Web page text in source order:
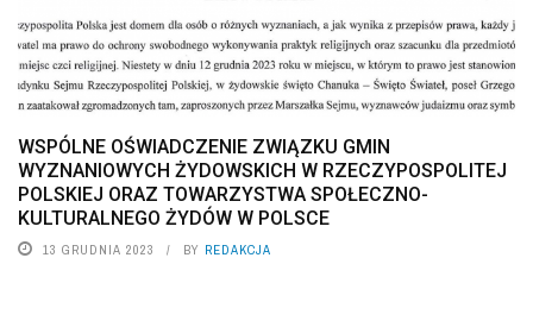
WSPÓLNE OŚWIADCZENIE ZWIĄZKU GMIN
WYZNANIOWYCH ŻYDOWSKICH W RZECZYPOSPOLITEJ
POLSKIEJ ORAZ TOWARZYSTWA SPOŁECZNO-
KULTURALNEGO ŻYDÓW W POLSCE
13 GRUDNIA 2023 BY REDAKCJA